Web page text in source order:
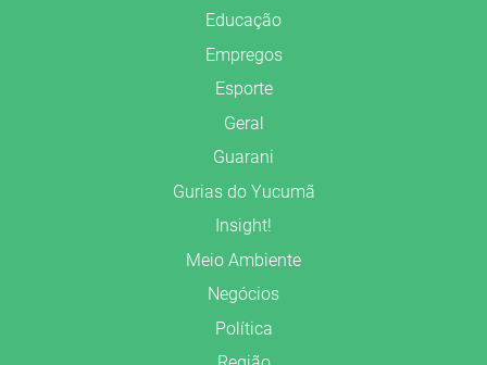
Educação
Empregos
Esporte
Geral
Guarani
Gurias do Yucumã
Insight!
Meio Ambiente
Negócios
Política